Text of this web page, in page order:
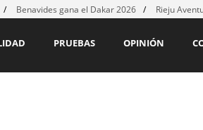
Benavides gana el Dakar 2026 Rieju
OPINIÓN
PRUEBAS